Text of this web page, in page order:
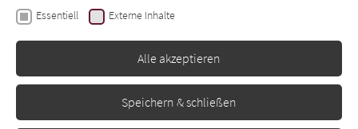
Thom Murray
Das große Neuseeland
Kochbuch: 190 Rezepte
gegen das Fernweh
Knesebeck Erschienen: Januar 2015 Bibliogr. Angaben 0
Essentiell Externe Inhalte
Alle akzeptieren
Speichern & schließen